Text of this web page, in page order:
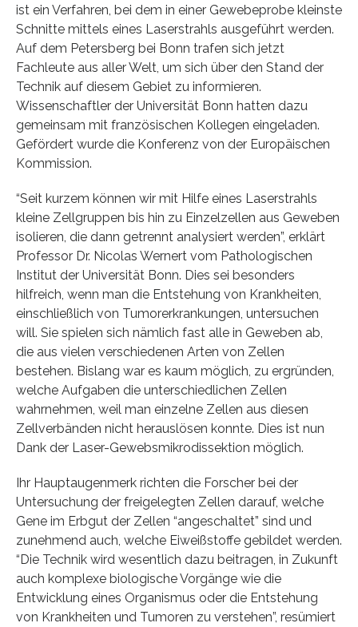
ist ein Verfahren, bei dem in einer Gewebeprobe kleinste
Schnitte mittels eines Laserstrahls ausgeführt werden.
Auf dem Petersberg bei Bonn trafen sich jetzt
Fachleute aus aller Welt, um sich über den Stand der
Technik auf diesem Gebiet zu informieren.
Wissenschaftler der Universität Bonn hatten dazu
gemeinsam mit französischen Kollegen eingeladen.
Gefördert wurde die Konferenz von der Europäischen
Kommission.
“Seit kurzem können wir mit Hilfe eines Laserstrahls
kleine Zellgruppen bis hin zu Einzelzellen aus Geweben
isolieren, die dann getrennt analysiert werden”, erklärt
Professor Dr. Nicolas Wernert vom Pathologischen
Institut der Universität Bonn. Dies sei besonders
hilfreich, wenn man die Entstehung von Krankheiten,
einschließlich von Tumorerkrankungen, untersuchen
will. Sie spielen sich nämlich fast alle in Geweben ab,
die aus vielen verschiedenen Arten von Zellen
bestehen. Bislang war es kaum möglich, zu ergründen,
welche Aufgaben die unterschiedlichen Zellen
wahrnehmen, weil man einzelne Zellen aus diesen
Zellverbänden nicht herauslösen konnte. Dies ist nun
Dank der Laser-Gewebsmikrodissektion möglich.
Ihr Hauptaugenmerk richten die Forscher bei der
Untersuchung der freigelegten Zellen darauf, welche
Gene im Erbgut der Zellen “angeschaltet” sind und
zunehmend auch, welche Eiweißstoffe gebildet werden.
“Die Technik wird wesentlich dazu beitragen, in Zukunft
auch komplexe biologische Vorgänge wie die
Entwicklung eines Organismus oder die Entstehung
von Krankheiten und Tumoren zu verstehen”, resümiert